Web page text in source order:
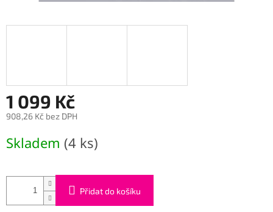
1 099 Kč
908,26 Kč bez DPH
cena:
Skladem (4 ks)
Přidat do košíku